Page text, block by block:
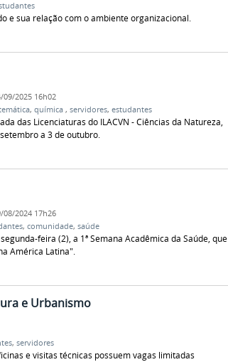
e sua relação com o ambiente organizacional.
09/2025 16h02
, química , servidores, estudantes
das Licenciaturas do ILACVN - Ciências da Natureza,
a 3 de outubro.
08/2024 17h26
, comunidade, saúde
feira (2), a 1ª Semana Acadêmica da Saúde, que
América Latina".
e Urbanismo
, servidores
e visitas técnicas possuem vagas limitadas